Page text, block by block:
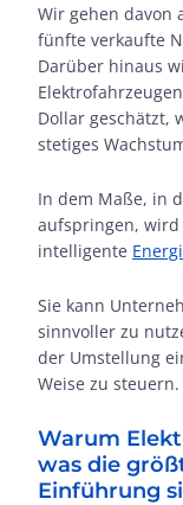
Wir gehen davon
fünfte verkaufte
Darüber hinaus
Dollar geschätzt,
stetiges
In dem Maße, in
aufspringen, wird
intelligente
Sie kann
sinnvoller zu
der Umstellung
Weise zu steuern.
Warum
was die
Einführung